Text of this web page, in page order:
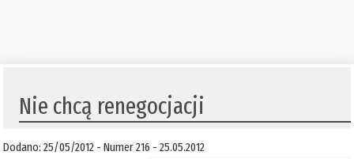
Nie chcą renegocjacji
Dodano: 25/05/2012 - Numer 216 - 25.05.2012